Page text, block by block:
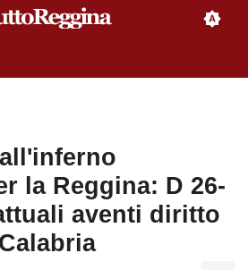
la Reggina: D 26-
aventi diritto